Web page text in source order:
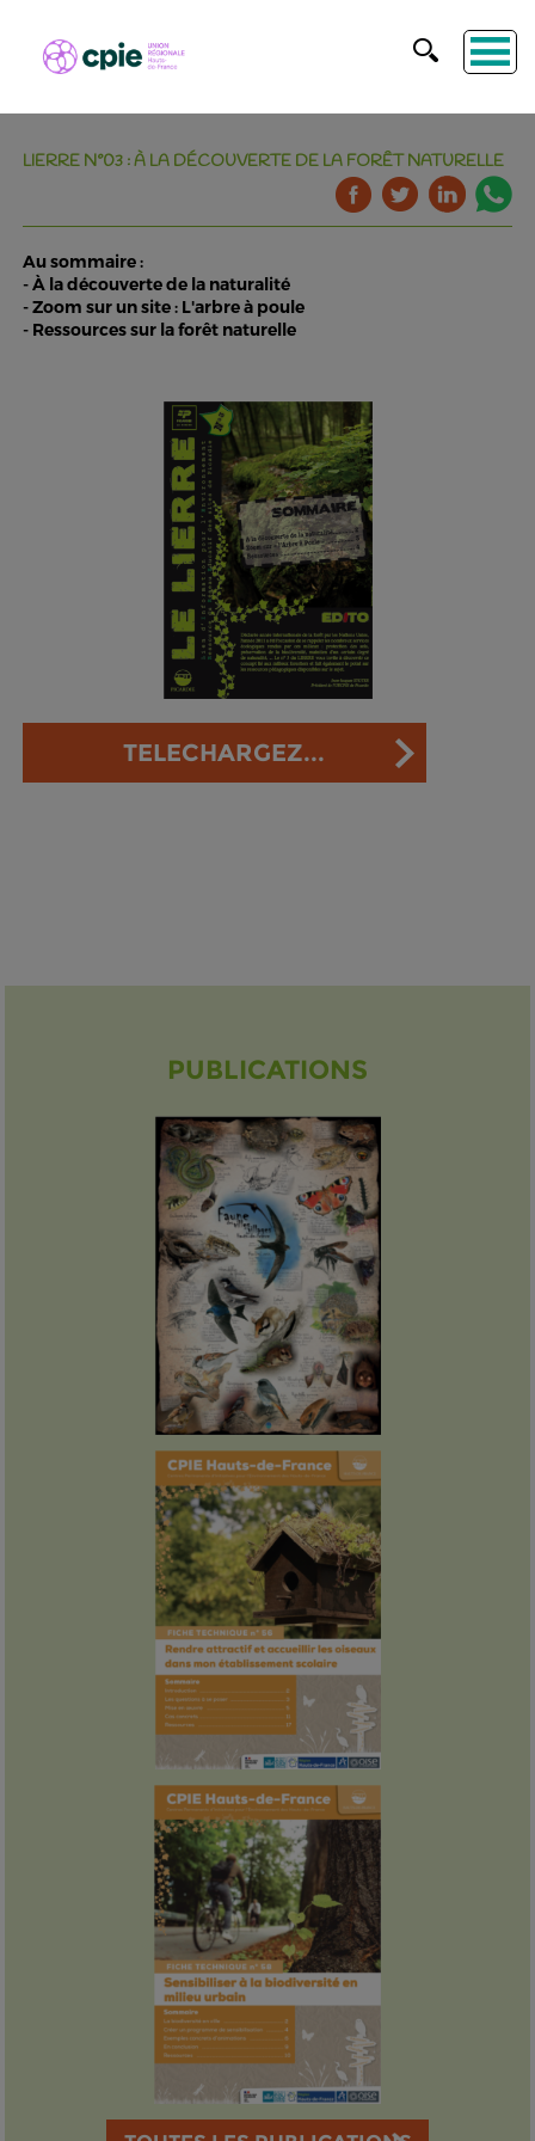
LIERRE N°03 : À LA DÉCOUVERTE DE LA FORÊT NATURELLE
Au sommaire :
- À la découverte de la naturalité
- Zoom sur un site : L'arbre à poule
- Ressources sur la forêt naturelle
TELECHARGEZ...
PUBLICATIONS